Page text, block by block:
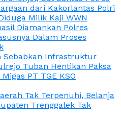
dari Kakorlantas Polri
Milik Kaji WWN
Diamankan Polres
Dalam Proses
Sebabkan Infrastruktur
Tuban Hentikan Paksa
PT TGE KSO
Tak Terpenuhi, Belanja
Trenggalek Tak